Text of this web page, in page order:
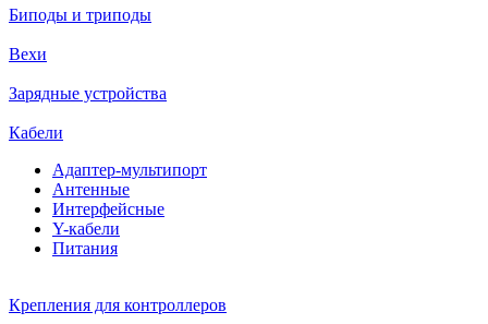
Биподы и триподы
Вехи
Зарядные устройства
Кабели
Адаптер-мультипорт
Антенные
Интерфейсные
Y-кабели
Питания
Крепления для контроллеров